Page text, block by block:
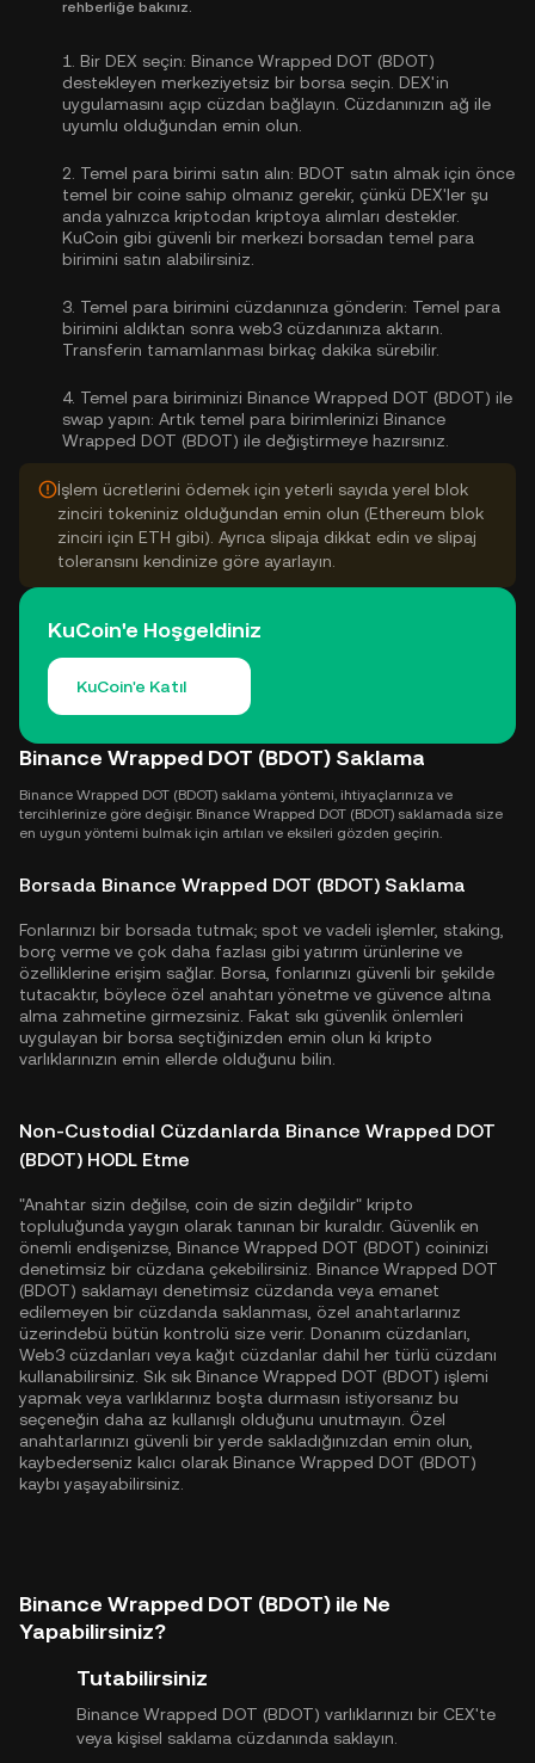
rehberliğe bakınız.
1. Bir DEX seçin: Binance Wrapped DOT (BDOT)
destekleyen merkeziyetsiz bir borsa seçin. DEX'in
uygulamasını açıp cüzdan bağlayın. Cüzdanınızın ağ ile
uyumlu olduğundan emin olun.
2. Temel para birimi satın alın: BDOT satın almak için önce
temel bir coine sahip olmanız gerekir, çünkü DEX'ler şu
anda yalnızca kriptodan kriptoya alımları destekler.
KuCoin gibi güvenli bir merkezi borsadan temel para
birimini satın alabilirsiniz
3. Temel para birimini cüzdanınıza gönderin: Temel para
birimini aldıktan sonra web3 cüzdanınıza aktarın.
Transferin tamamlanması birkaç dakika sürebilir.
4. Temel para biriminizi Binance Wrapped DOT (BDOT) ile
swap yapın: Artık temel para birimlerinizi Binance
Wrapped DOT (BDOT) ile değiştirmeye hazırsınız.
İşlem ücretlerini ödemek için yeterli sayıda yerel blok
zinciri tokeniniz olduğundan emin olun (Ethereum blok
zinciri için ETH gibi). Ayrıca slipaja dikkat edin ve slipaj
toleransını kendinize göre ayarlayın.
KuCoin'e Hoşgeldiniz
KuCoin'e Katıl
Binance Wrapped DOT (BDOT) Saklama
Binance Wrapped DOT (BDOT) saklama yöntemi, ihtiyaçlarınıza ve
tercihlerinize göre değişir. Binance Wrapped DOT (BDOT) saklamada size
en uygun yöntemi bulmak için artıları ve eksileri gözden geçirin.
Borsada Binance Wrapped DOT (BDOT) Saklama
Fonlarınızı bir borsada tutmak; spot ve vadeli işlemler, staking,
borç verme ve çok daha fazlası gibi yatırım ürünlerine ve
özelliklerine erişim sağlar. Borsa, fonlarınızı güvenli bir şekilde
tutacaktır, böylece özel anahtarı yönetme ve güvence altına
alma zahmetine girmezsiniz. Fakat sıkı güvenlik önlemleri
uygulayan bir borsa seçtiğinizden emin olun ki kripto
varlıklarınızın emin ellerde olduğunu bilin.
Non-Custodial Cüzdanlarda Binance Wrapped DOT
(BDOT) HODL Etme
"Anahtar sizin değilse, coin de sizin değildir" kripto
topluluğunda yaygın olarak tanınan bir kuraldır. Güvenlik en
önemli endişenizse, Binance Wrapped DOT (BDOT) coininizi
denetimsiz bir cüzdana çekebilirsiniz. Binance Wrapped DOT
(BDOT) saklamayı denetimsiz cüzdanda veya emanet
edilemeyen bir cüzdanda saklanması, özel anahtarlarınız
üzerindebü bütün kontrolü size verir. Donanım cüzdanları,
Web3 cüzdanları veya kağıt cüzdanlar dahil her türlü cüzdanı
kullanabilirsiniz. Sık sık Binance Wrapped DOT (BDOT) işlemi
yapmak veya varlıklarınız boşta durmasın istiyorsanız bu
seçeneğin daha az kullanışlı olduğunu unutmayın. Özel
anahtarlarınızı güvenli bir yerde sakladığınızdan emin olun,
kaybederseniz kalıcı olarak Binance Wrapped DOT (BDOT)
kaybı yaşayabilirsiniz.
Binance Wrapped DOT (BDOT) ile Ne
Yapabilirsiniz?
Tutabilirsiniz
Binance Wrapped DOT (BDOT) varlıklarınızı bir CEX'te
veya kişisel saklama cüzdanında saklayın.